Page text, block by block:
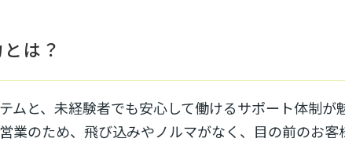
は？
ムと、未経験者でも安心して働けるサポート体制
業のため、飛び込みやノルマがなく、目の前のお